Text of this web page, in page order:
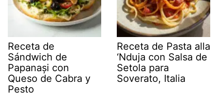
Receta de
Sándwich de
Papanași con
Queso de Cabra y
Pesto
Receta de Pasta alla
‘Nduja con Salsa de
Setola para
Soverato, Italia